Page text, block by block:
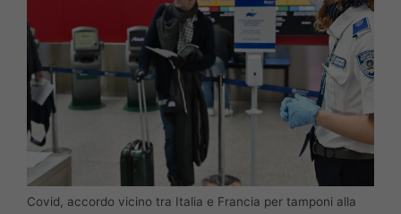
Covid, accordo vicino tra Italia e Francia per tamponi alla